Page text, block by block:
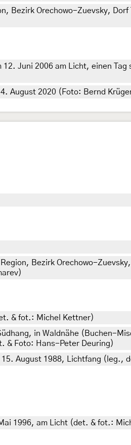
Bezirk Orechowo-Zuevsky,
Juni 2006 am Licht, einen
August 2020 (Foto: Bernd
Bezirk Orechowo-
& fot.: Michel Kettner)
in Waldnähe (Buchen-
& Foto: Hans-Peter Deuring)
August 1988, Lichtfang (leg.,
1996, am Licht (det. & fot.: